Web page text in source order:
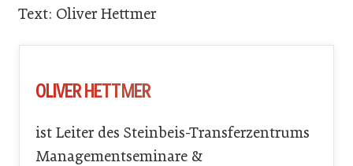
Text: Oliver Hettmer
OLIVER HETTMER
ist Leiter des Steinbeis-Transferzentrums
Managementseminare &